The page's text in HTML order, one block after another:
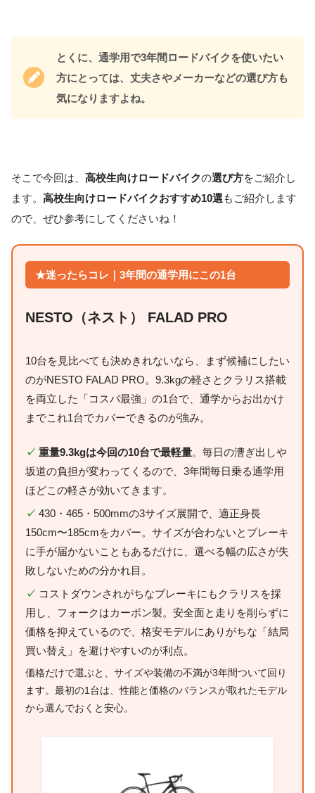
とくに、通学用で3年間ロードバイクを使いたい
方にとっては、丈夫さやメーカーなどの選び方も
気になりますよね。
そこで今回は、 高校生向けロードバイクの選び方をご紹介し
ます。 高校生向けロードバイクおすすめ10選 もご紹介します
ので、ぜひ参考にしてくださいね！
★迷ったらコレ｜3年間の通学用にこの1台
NESTO（ネスト） FALAD PRO
10台を見比べても決めきれないなら、まず候補にしたい
のがNESTO FALAD PRO。9.3kgの軽さとクラリス搭載
を両立した「コスパ最強」の1台で、通学からお出かけ
までこれ1台でカバーできるのが強み。
✓ 重量9.3kgは今回の10台で最軽量。毎日の漕ぎ出しや
坂道の負担が変わってくるので、3年間毎日乗る通学用
ほどこの軽さが効いてきます。
✓ 430・465・500mmの3サイズ展開で、適正身長
150cm〜185cmをカバー。サイズが合わないとブレーキ
に手が届かないこともあるだけに、選べる幅の広さが失
敗しないための分かれ目。
✓ コストダウンされがちなブレーキにもクラリスを採
用し、フォークはカーボン製。安全面と走りを削らずに
価格を抑えているので、格安モデルにありがちな「結局
買い替え」を避けやすいのが利点。
価格だけで選ぶと、サイズや装備の不満が3年間ついて回り
ます。最初の1台は、性能と価格のバランスが取れたモデル
から選んでおくと安心。